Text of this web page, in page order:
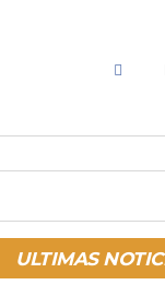
ULTIMAS